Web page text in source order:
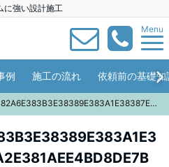
に強い設計施工
Menu
例 施工の流れ 依頼前の基礎知
E382AAE382A6E383B3E38389E383A1E38387E382A3E382A2E381AEE4BD8DE7BDAEE381A5E38191E381A8E9A1A7E5AEA2E78DB2E5BE97E381AEE4BB95E7B584E381BF.png